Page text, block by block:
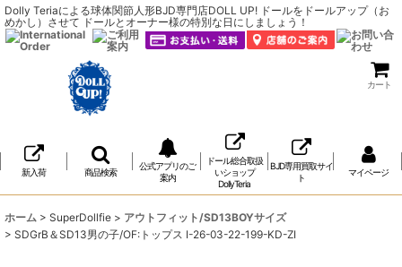
Dolly Teriaによる球体関節人形BJD専門店DOLL UP! ドールをドールアップ（お
めかし）させて ドールとオーナー様の特別な日にしましょう！
カート
新入荷 商品検索
公式アプリのご
案内
ドール総合取扱
いショップ
DollyTeria
BJD専用買取サイ
ト
マイページ
ホーム > SuperDollfie > アウトフィット/SD13BOYサイズ
> SDGrB＆SD13男の子/OF:トップス I-26-03-22-199-KD-ZI